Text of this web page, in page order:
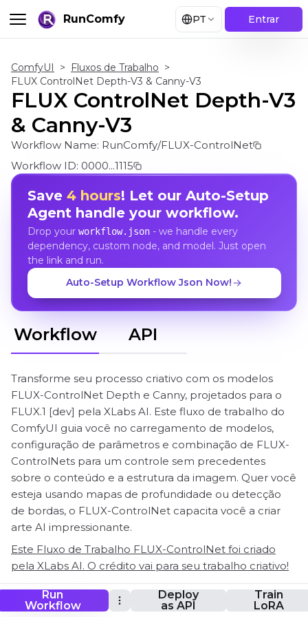
RunComfy PT Entrar
Run
Workflow
Deploy
as API
Train
LoRA
ComfyUI > Fluxos de Trabalho >
FLUX ControlNet Depth-V3 & Canny-V3
FLUX ControlNet Depth-V3
& Canny-V3
Workflow Name: RunComfy/FLUX-ControlNet
Workflow ID: 0000...1115
Save 4 hours! Let our Auto-Setup
Agent handle your workflow.
Drop your workflow.json- we handle every
dependency, custom node, and model. Just open
the link and run.
Auto-Setup Workflow Json Now!
Workflow API
Transforme seu processo criativo com os modelos
FLUX-ControlNet Depth e Canny, projetados para o
FLUX.1 [dev] pela XLabs AI. Este fluxo de trabalho do
ComfyUI guia você no carregamento de modelos,
configuração de parâmetros e combinação de FLUX-
ControlNets para um controle sem precedentes
sobre o conteúdo e a estrutura da imagem. Quer você
esteja usando mapas de profundidade ou detecção
de bordas, o FLUX-ControlNet capacita você a criar
arte AI impressionante.
Este Fluxo de Trabalho FLUX-ControlNet foi criado
pela XLabs AI. O crédito vai para seu trabalho criativo!
ComfyUI FLUX-ControlNet Fluxo de